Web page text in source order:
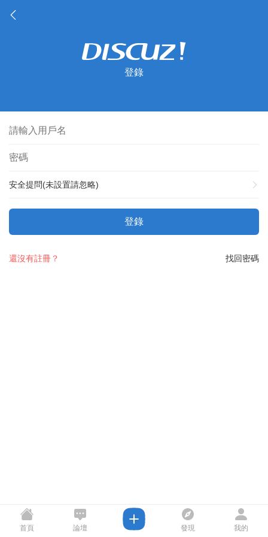
登錄
安全提問(未設置請忽略)
登錄
找回密碼
還沒有註冊？
首頁 論壇 發現 我的